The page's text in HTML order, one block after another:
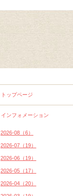
トップページ
インフォメーション
2026-08（6）
2026-07（19）
2026-06（19）
2026-05（17）
2026-04（20）